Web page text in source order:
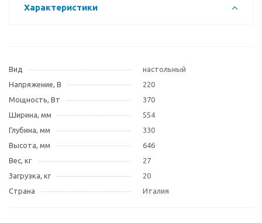
Характеристики
Вид
настольный
Напряжение, В
220
Мощность, Вт
370
Ширина, мм
554
Глубина, мм
330
Высота, мм
646
Вес, кг
27
Загрузка, кг
20
Страна
Италия